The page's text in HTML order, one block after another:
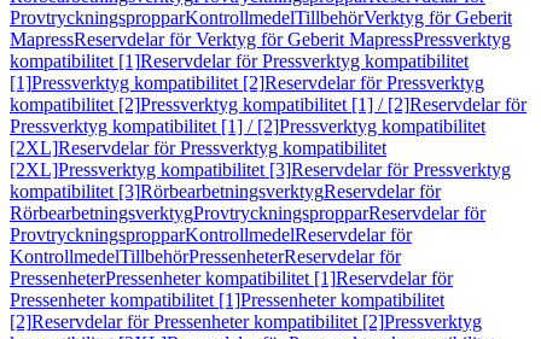
ProvtryckningspropparKontrollmedelTillbehörVerktyg för Geberit
MapressReservdelar för Verktyg för Geberit MapressPressverktyg
kompatibilitet [1]Reservdelar för Pressverktyg kompatibilitet
[1]Pressverktyg kompatibilitet [2]Reservdelar för Pressverktyg
kompatibilitet [2]Pressverktyg kompatibilitet [1] / [2]Reservdelar för
Pressverktyg kompatibilitet [1] / [2]Pressverktyg kompatibilitet
[2XL]Reservdelar för Pressverktyg kompatibilitet
[2XL]Pressverktyg kompatibilitet [3]Reservdelar för Pressverktyg
kompatibilitet [3]RörbearbetningsverktygReservdelar för
RörbearbetningsverktygProvtryckningspropparReservdelar för
ProvtryckningspropparKontrollmedelReservdelar för
KontrollmedelTillbehörPressenheterReservdelar för
PressenheterPressenheter kompatibilitet [1]Reservdelar för
Pressenheter kompatibilitet [1]Pressenheter kompatibilitet
[2]Reservdelar för Pressenheter kompatibilitet [2]Pressverktyg